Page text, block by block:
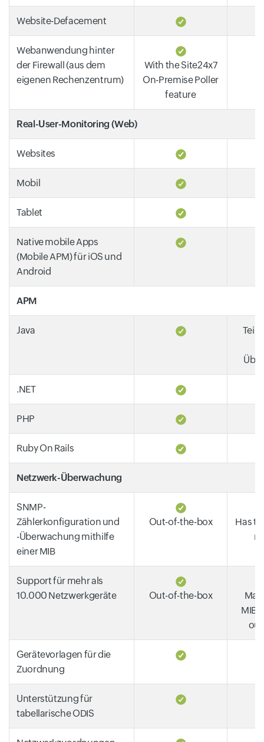
Website-Defacement
Webanwendung hinter
der Firewall (aus dem
eigenen Rechenzentrum)
With the Site24x7
On-Premise Poller
feature
Real-User-Monitoring (Web)
Websites
Mobil
Tablet
Native mobile Apps
(Mobile APM) für iOS und
Android
APM
Java
.NET
PHP
Ruby On Rails
Netzwerk-Überwachung
SNMP-
Zählerkonfiguration und
-Überwachung mithilfe
einer MIB
Out-of-the-box
Has
Support für mehr als
10.000 Netzwerkgeräte
Out-of-the-box
Gerätevorlagen für die
Zuordnung
Unterstützung für
tabellarische ODIS